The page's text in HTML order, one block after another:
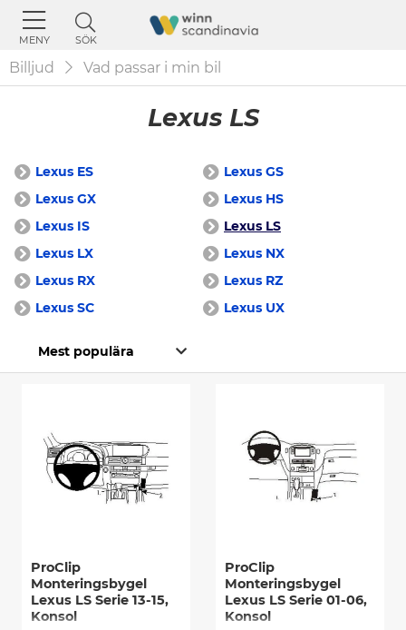
MENY SÖK
Billjud Vad passar i min bil
Lexus LS
Lexus ES
Lexus GS
Lexus GX
Lexus HS
Lexus IS
Lexus LS
Lexus LX
Lexus NX
Lexus RX
Lexus RZ
Lexus SC
Lexus UX
ProClip
Monteringsbygel
Lexus LS Serie 13-15,
Konsol
ProClip
Monteringsbygel
Lexus LS Serie 01-06,
Konsol